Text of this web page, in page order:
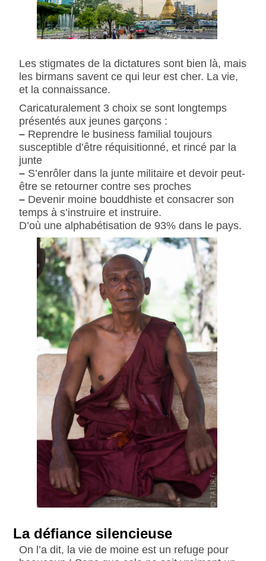
Les stigmates de la dictatures sont bien là, mais
les birmans savent ce qui leur est cher. La vie,
et la connaissance.
Caricaturalement 3 choix se sont longtemps
présentés aux jeunes garçons :
–Reprendre le business familial toujours
susceptible d’être réquisitionné, et rincé par la
junte
–S’enrôler dans la junte militaire et devoir peut-
être se retourner contre ses proches
–Devenir moine bouddhiste et consacrer son
temps à s’instruire et instruire.
D’où une alphabétisation de 93% dans le pays.
La défiance silencieuse
On l’a dit, la vie de moine est un refuge pour